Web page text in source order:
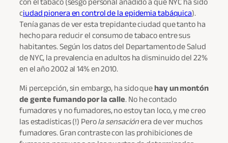
ciudad pionera en control de la epidemia tabáquica).
Tenía ganas de ver esta trepidante ciudad que tanto ha
hecho para reducir el consumo de tabaco entre sus
habitantes. Según los datos del Departamento de Salud
de NYC, la prevalencia en adultos ha disminuido del 22%
en el año 2002 al 14% en 2010.
Mi percepción, sin embargo, ha sido quehay un montón
de gente fumando por la calle. No he contado
fumadores y no fumadores, no estoy tan loco, y me creo
las estadísticas (!) Perola sensaciónera de ver muchos
fumadores. Gran contraste con las prohibiciones de